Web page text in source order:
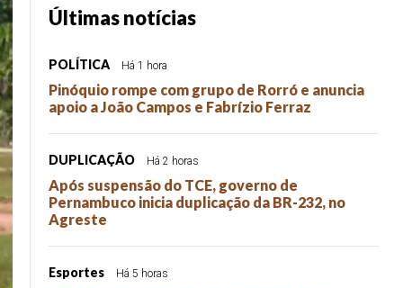
Últimas notícias
POLÍTICA Há 1 hora
Pinóquio rompe com grupo de Rorró e anuncia
apoio a João Campos e Fabrízio Ferraz
DUPLICAÇÃO Há 2 horas
Após suspensão do TCE, governo de
Pernambuco inicia duplicação da BR-232, no
Agreste
Esportes Há 5 horas